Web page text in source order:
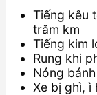
Tiếng kêu
trăm km
Tiếng kim
Rung khi
Nóng
Xe bị ghì, ì